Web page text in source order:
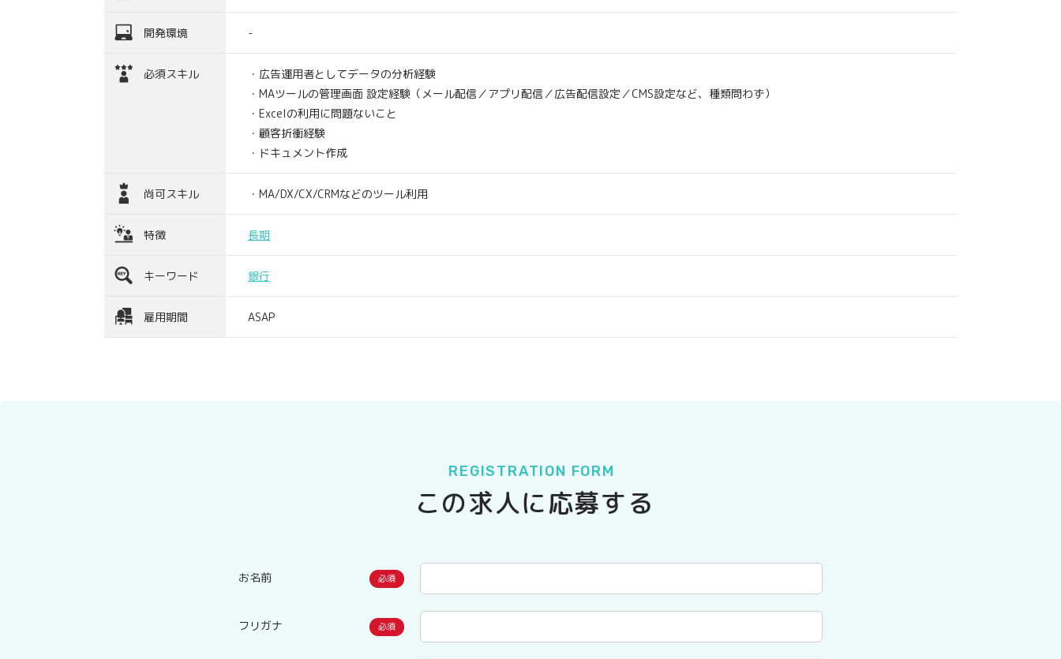
開発環境 -
必須スキル
・広告運用者としてデータの分析経験
・MAツールの管理画面 設定経験（メール配信／アプリ配信／広告配信設定／CMS設定など、種類問わず）
・Excelの利用に問題ないこと
・顧客折衝経験
・ドキュメント作成
尚可スキル ・MA/DX/CX/CRMなどのツール利用
特徴 長期
キーワード 銀行
雇用期間 ASAP
REGISTRATION FORM
この求人に応募する
お名前
フリガナ